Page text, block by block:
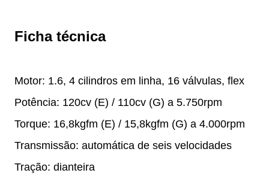
Ficha técnica
Motor: 1.6, 4 cilindros em linha, 16 válvulas, flex
Potência: 120cv (E) / 110cv (G) a 5.750rpm
Torque: 16,8kgfm (E) / 15,8kgfm (G) a 4.000rpm
Transmissão: automática de seis velocidades
Tração: dianteira